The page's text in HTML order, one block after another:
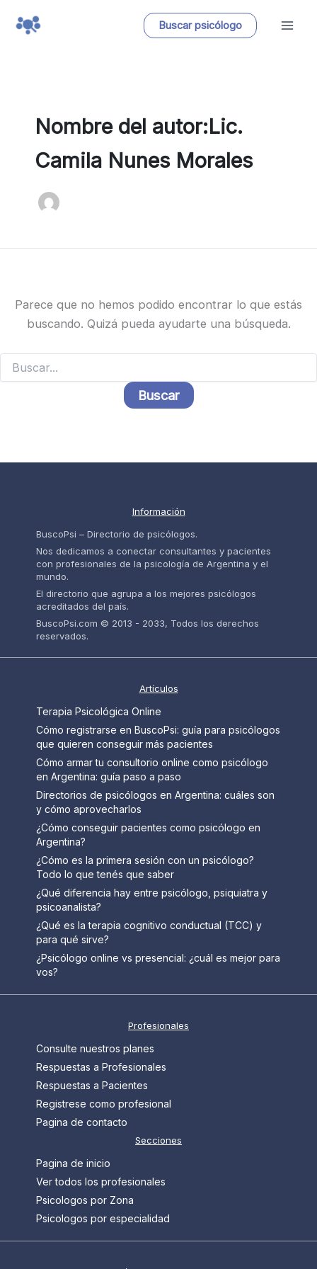
Buscar psicólogo
Nombre del autor:Lic.
Camila Nunes Morales
Parece que no hemos podido encontrar lo que estás
buscando. Quizá pueda ayudarte una búsqueda.
por:
Información
BuscoPsi – Directorio de psicólogos.
Nos dedicamos a conectar consultantes y pacientes
con profesionales de la psicología de Argentina y el
mundo.
El directorio que agrupa a los mejores psicólogos
acreditados del país.
BuscoPsi.com © 2013 - 2033, Todos los derechos
reservados.
Artículos
Terapia Psicológica Online
Cómo registrarse en BuscoPsi: guía para psicólogos
que quieren conseguir más pacientes
Cómo armar tu consultorio online como psicólogo
en Argentina: guía paso a paso
Directorios de psicólogos en Argentina: cuáles son
y cómo aprovecharlos
¿Cómo conseguir pacientes como psicólogo en
Argentina?
¿Cómo es la primera sesión con un psicólogo?
Todo lo que tenés que saber
¿Qué diferencia hay entre psicólogo, psiquiatra y
psicoanalista?
¿Qué es la terapia cognitivo conductual (TCC) y
para qué sirve?
¿Psicólogo online vs presencial: ¿cuál es mejor para
vos?
Profesionales
Consulte nuestros planes
Respuestas a Profesionales
Respuestas a Pacientes
Registrese como profesional
Pagina de contacto
Secciones
Pagina de inicio
Ver todos los profesionales
Psicologos por Zona
Psicologos por especialidad